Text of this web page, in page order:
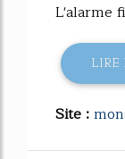
L'alarme
LIRE
Site :